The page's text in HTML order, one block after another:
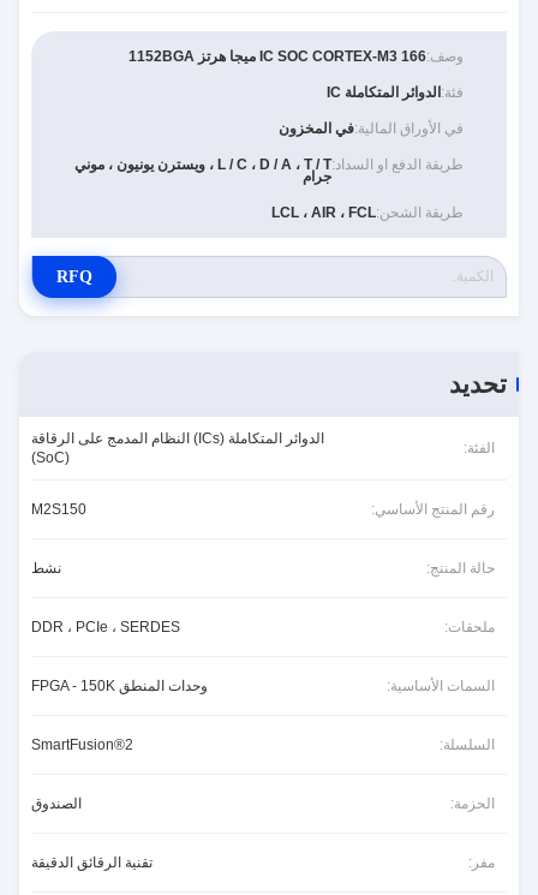
وصف:IC SOC CORTEX-M3 166 ميجا هرتز 1152BGA
فئة: الدوائر المتكاملة IC
في الأوراق المالية:في المخزون
طريقة الدفع او السداد: L / C ، D / A ، T / T ، ويسترن يونيون ، موني
جرام
طريقة الشحن:LCL ، AIR ، FCL
RFQ
تحديد
الفئة:
الدوائر المتكاملة (ICs) النظام المدمج على الرقاقة
(SoC)
رقم المنتج الأساسي: M2S150
حالة المنتج: نشط
ملحقات: DDR ، PCIe ، SERDES
السمات الأساسية: وحدات المنطق FPGA - 150K
السلسلة: SmartFusion®2
الحزمة: الصندوق
مفر: تقنية الرقائق الدقيقة